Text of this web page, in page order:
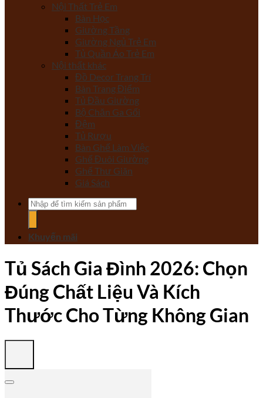
Nội Thất Trẻ Em
Bàn Học
Giường Tầng
Giường Ngủ Trẻ Em
Tủ Quần Áo Trẻ Em
Nội thất khác
Đồ Decor Trang Trí
Bàn Trang Điểm
Tủ Đầu Giường
Bộ Chăn Ga Gối
Đệm
Tủ Rượu
Bàn Ghế Làm Việc
Ghế Đuôi Giường
Ghế Thư Giãn
Giá Sách
Tìm
kiếm:
Khuyến mãi
Tủ Sách Gia Đình 2026: Chọn
Đúng Chất Liệu Và Kích
Thước Cho Từng Không Gian